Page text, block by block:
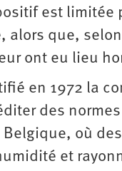
est limitée
alors que,
ont eu lieu
en 1972 la
des
Belgique, où
et